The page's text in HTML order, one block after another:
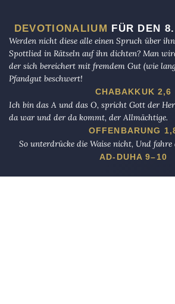
DEVOTIONALIUM FÜR DEN
Werden nicht diese alle einen Spruch über
Spottlied in Rätseln auf ihn dichten? Man
der sich bereichert mit fremdem Gut (wie
Pfandgut beschwert!
CHABAKKUK 2,6
Ich bin das A und das O, spricht Gott der
da war und der da kommt, der Allmächtige.
OFFENBARUNG
So unterdrücke die Waise nicht, Und
AD-DUHA 9–10